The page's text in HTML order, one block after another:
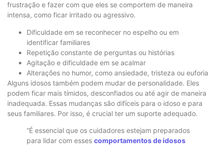
frustração e fazer com que eles se comportem de maneira
intensa, como ficar irritado ou agressivo.
Dificuldade em se reconhecer no espelho ou em
identificar familiares
Repetição constante de perguntas ou histórias
Agitação e dificuldade em se acalmar
Alterações no humor, como ansiedade, tristeza ou euforia
Alguns idosos também podem mudar de personalidade. Eles
podem ficar mais tímidos, desconfiados ou até agir de maneira
inadequada. Essas mudanças são difíceis para o idoso e para
seus familiares. Por isso, é crucial ter um suporte adequado.
“É essencial que os cuidadores estejam preparados
para lidar com esses comportamentos de idosos